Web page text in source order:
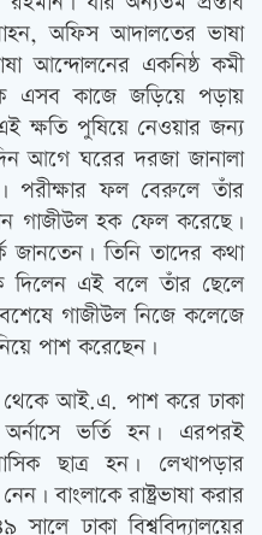
অফিস আদালতের ভাষা
আন্দোলনের একনিষ্ঠ কমী
এসব কাজে জড়িয়ে পড়ায়
ক্ষতি পুষিয়ে নেওয়ার জন্য
আগে ঘরের দরজা জানালা
পরীক্ষার ফল বেরুলে তাঁর
গাজীউল হক ফেল করেছে।
জানতেন। তিনি তাদের কথা
দিলেন এই বলে তাঁর ছেলে
গাজীউল নিজে কলেজে
পাশ করেছেন।
আই.এ. পাশ করে ঢাকা
অর্নাসে ভর্তি হন। এরপরই
ছাত্র হন। লেখাপড়ার
বাংলাকে রাষ্ট্রভাষা করার
ঢাকা বিশ্ববিদ্যালয়ের